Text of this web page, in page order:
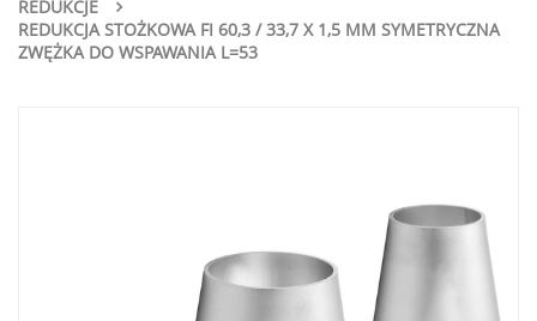
REDUKCJE
REDUKCJA STOŻKOWA FI 60,3 / 33,7 X 1,5 MM SYMETRYCZNA
ZWĘŻKA DO WSPAWANIA L=53